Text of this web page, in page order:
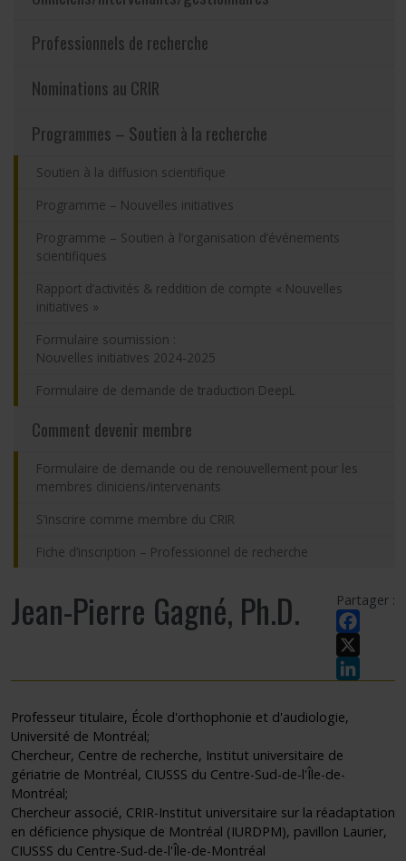
Éthique
Nous joindre
Plan du site
Accessibilité
Espace membre
Professionnels de recherche
Nominations au CRIR
Programmes – Soutien à la recherche
Soutien à la diffusion scientifique
Programme – Nouvelles initiatives
Programme – Soutien à l’organisation d’événements
scientifiques
Rapport d’activités & reddition de compte « Nouvelles
initiatives »
Formulaire soumission :
Nouvelles initiatives 2024-2025
Formulaire de demande de traduction DeepL
Comment devenir membre
Formulaire de demande ou de renouvellement pour les
membres cliniciens/intervenants
S’inscrire comme membre du CRIR
Fiche d’inscription – Professionnel de recherche
Partager :
Facebook
X
Jean-Pierre Gagné, Ph.D.
Professeur titulaire, École d'orthophonie et d'audiologie,
Université de Montréal;
Chercheur, Centre de recherche, Institut universitaire de
gériatrie de Montréal, CIUSSS du Centre-Sud-de-l'Île-de-
Montréal;
Chercheur associé, CRIR-Institut universitaire sur la réadaptation
en déficience physique de Montréal (IURDPM), pavillon Laurier,
CIUSSS du Centre-Sud-de-l'Île-de-Montréal